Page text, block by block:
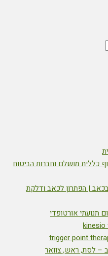
כללית מושלם וחברות הביטוח
| הפתרון לכאב ודלקת
תנועתי אורטופדי
– לסת, ראש, צוואר